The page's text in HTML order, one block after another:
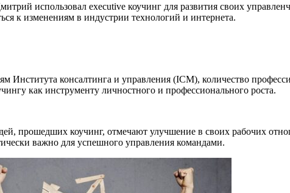
использовал executive коучинг для развития своих
к изменениям в индустрии технологий и интернета.
Института консалтинга и управления (ICM), количество
как инструменту личностного и профессионального роста.
прошедших коучинг, отмечают улучшение в своих рабочих
важно для успешного управления командами.